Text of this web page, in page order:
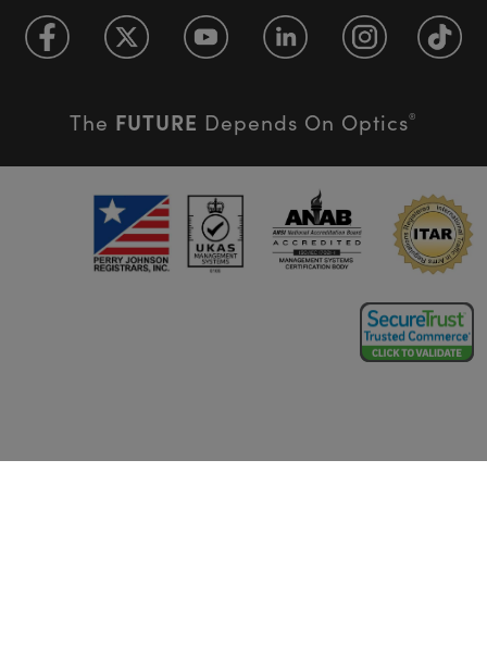
The FUTURE Depends On Optics®